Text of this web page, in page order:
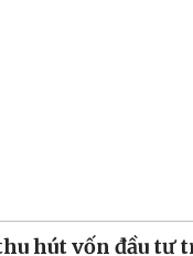
hút vốn đầu tư